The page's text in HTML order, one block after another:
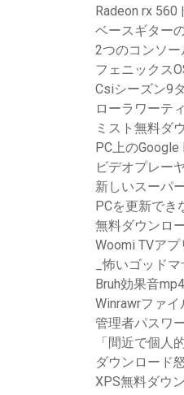
Radeon rx
ベースギター
2つのコンソ
フェニックス
Csiシーズン9
ローラワーテ
ミスト無料ダ
PC上の
ビデオプレー
新しいスーパ
PCを更新でき
無料ダウンロ
Woomi TVア
_怖いゴッド
Bruh効果音
Winrawrファ
管理者パスワ
「間近で個人
ダウンロード
XPS無料ダウ